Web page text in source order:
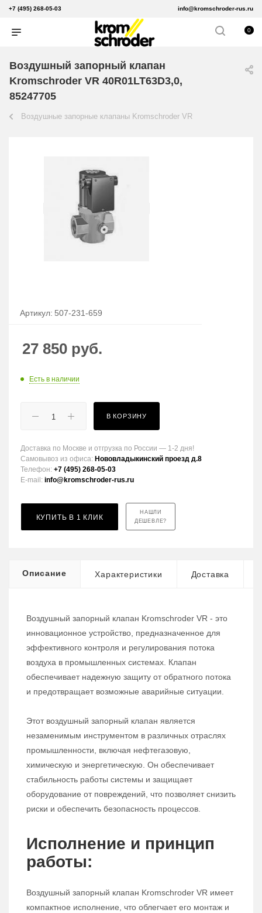
+7 (495) 268-05-03 info@kromschroder-rus.ru
0
Воздушный запорный клапан
Kromschroder VR 40R01LT63D3,0,
85247705
Воздушные запорные клапаны Kromschroder VR
Артикул: 507-231-659
27 850 руб.
Есть в наличии
В КОРЗИНУ
Доставка по Москве и отгрузка по России — 1-2 дня!
Самовывоз из офиса: Нововладыкинский проезд д.8
Телефон: +7 (495) 268-05-03
E-mail: info@kromschroder-rus.ru
КУПИТЬ В 1 КЛИК
НАШЛИ
ДЕШЕВЛЕ?
Описание Характеристики Доставка
Воздушный запорный клапан Kromschroder VR - это
инновационное устройство, предназначенное для
эффективного контроля и регулирования потока
воздуха в промышленных системах. Клапан
обеспечивает надежную защиту от обратного потока
и предотвращает возможные аварийные ситуации.
Этот воздушный запорный клапан является
незаменимым инструментом в различных отраслях
промышленности, включая нефтегазовую,
химическую и энергетическую. Он обеспечивает
стабильность работы системы и защищает
оборудование от повреждений, что позволяет снизить
риски и обеспечить безопасность процессов.
Исполнение и принцип
работы:
Воздушный запорный клапан Kromschroder VR имеет
компактное исполнение, что облегчает его монтаж и